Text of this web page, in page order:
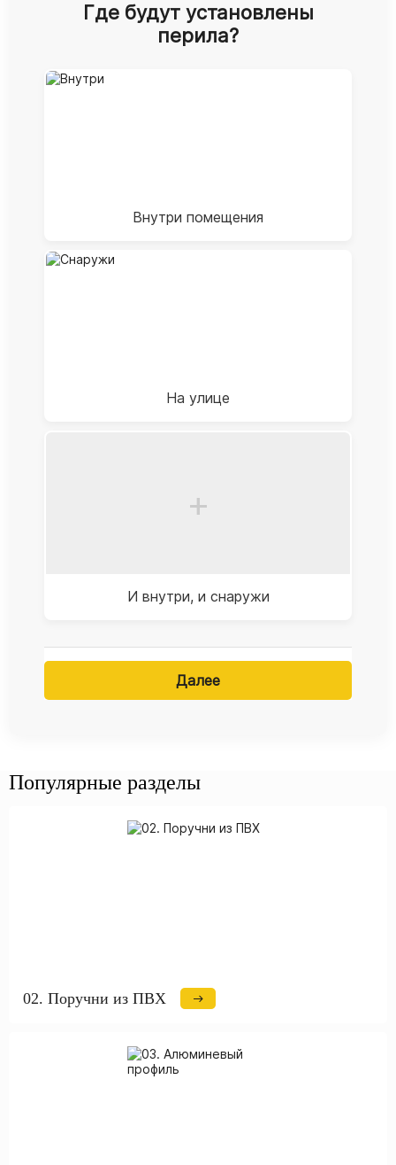
Где будут установлены
перила?
Внутри помещения
На улице
+
И внутри, и снаружи
Далее
Популярные разделы
02. Поручни из ПВХ